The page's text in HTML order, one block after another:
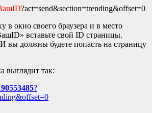
?act=send&section=trending&offset=0
в окно своего браузера и в место
вставьте свой ID страницы.
вы должны будете попасть на страницу
выглядит так:
?